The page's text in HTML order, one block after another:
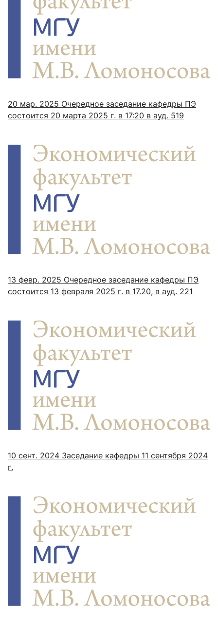
20 мар. 2025 Очередное заседание кафедры ПЭ
состоится 20 марта 2025 г. в 17:20 в ауд. 519
13 февр. 2025 Очередное заседание кафедры ПЭ
состоится 13 февраля 2025 г. в 17.20, в ауд. 221
10 сент. 2024 Заседание кафедры 11 сентября 2024
г.